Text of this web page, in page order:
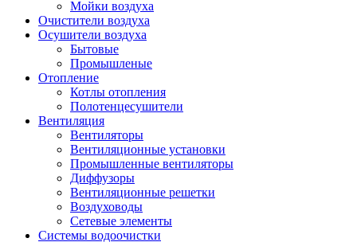
Мойки воздуха
Очистители воздуха
Осушители воздуха
Бытовые
Промышленые
Отопление
Котлы отопления
Полотенцесушители
Вентиляция
Вентиляторы
Вентиляционные установки
Промышленные вентиляторы
Диффузоры
Вентиляционные решетки
Воздуховоды
Сетевые элементы
Системы водоочистки